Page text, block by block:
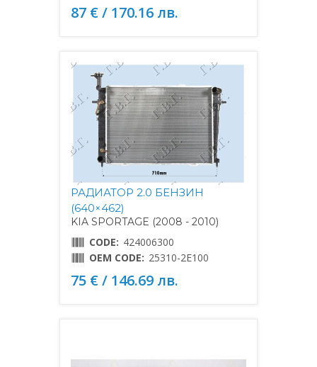
87 € / 170.16 лв.
РАДИАТОР 2.0 БЕНЗИН
(640×462)
KIA SPORTAGE (2008 - 2010)
CODE: 424006300
OEM CODE: 25310-2E100
75 € / 146.69 лв.